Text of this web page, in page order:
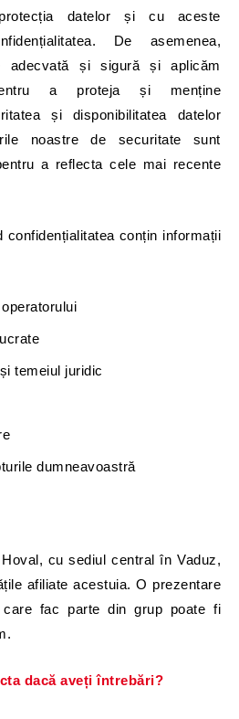
datelor și cu aceste
De asemenea,
adecvată și sigură și aplicăm
a proteja și menține
și disponibilitatea datelor
noastre de securitate sunt
a reflecta cele mai recente
confidențialitatea conțin informații
temeiul juridic
dumneavoastră
cu sediul central în Vaduz,
afiliate acestuia. O prezentare
care fac parte din grup poate fi
dacă aveți întrebări?